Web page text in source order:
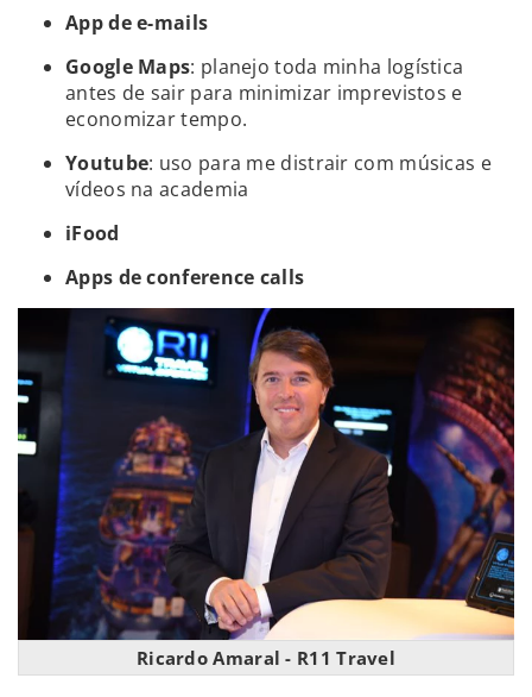
App de e-mails
Google Maps: planejo toda minha logística
antes de sair para minimizar imprevistos e
economizar tempo.
Youtube: uso para me distrair com músicas e
vídeos na academia
iFood
Apps de conference calls
Ricardo Amaral - R11 Travel